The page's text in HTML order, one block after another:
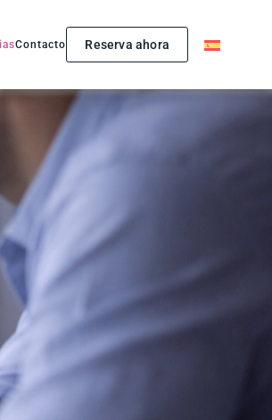
Contacto Reserva ahora